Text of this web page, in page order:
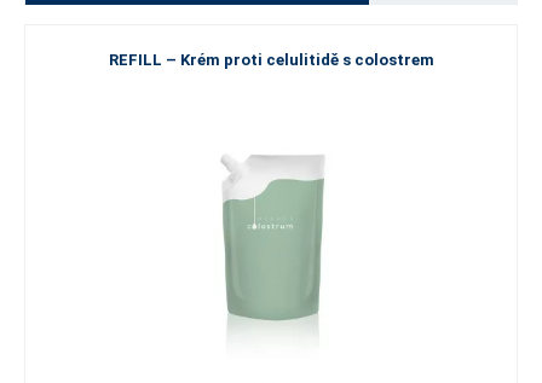
REFILL – Krém proti celulitidě s colostrem